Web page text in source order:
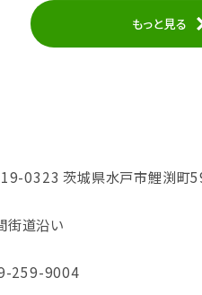
もっと見る
0323 茨城県水戸市鯉渕町
街道沿い
259-9004